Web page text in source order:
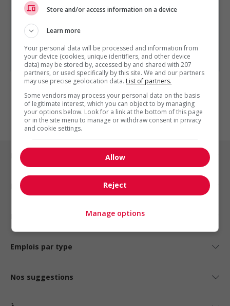
EST PRÉSENTÉ PAR
Excel Personnel inc. Montréal, Québec
Autres offres de l'entreprise
Représentant(e) externe-cvac
1 - 1 de 1 résultats
1
Emplois par ville
Emplois par secteur
Emplois par statut
Emplois par type
Nos suggestions
Store and/or access information on a device
Learn more
Your personal data will be processed and information from
your device (cookies, unique identifiers, and other device
data) may be stored by, accessed by and shared with 207
partners, or used specifically by this site. We and our partners
may use precise geolocation data. List of partners.
Some vendors may process your personal data on the basis
of legitimate interest, which you can object to by managing
your options below. Look for a link at the bottom of this page
or in the site menu to manage or withdraw consent in privacy
and cookie settings.
Allow
Reject
Manage options